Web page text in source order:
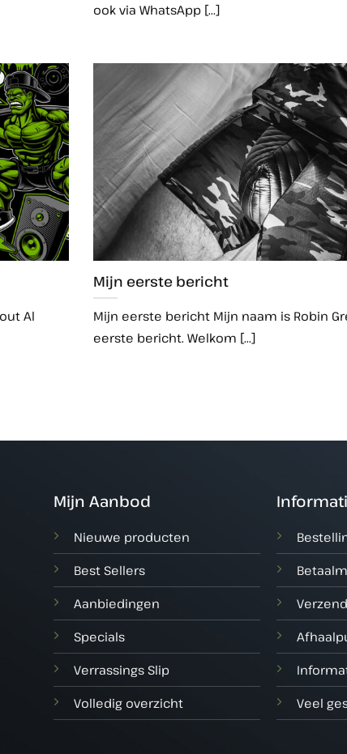
ook via WhatsApp [...]
Al
Mijn eerste bericht
Mijn eerste bericht Mijn naam is Robin
eerste bericht. Welkom [...]
Mijn Aanbod
Nieuwe producten
Best Sellers
Aanbiedingen
Specials
Verrassings Slip
Volledig overzicht Veel